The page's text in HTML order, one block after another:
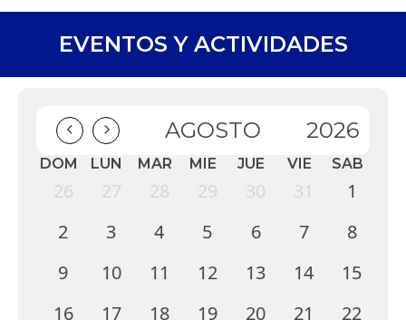
EVENTOS Y ACTIVIDADES
AGOSTO 2026
DOM LUN MAR MIE JUE VIE SAB
26 27 28 29 30 31
1
2
3 4 5 6 7
8
9
10 11 12 13 14
15
16
17 18 19 20 21 22